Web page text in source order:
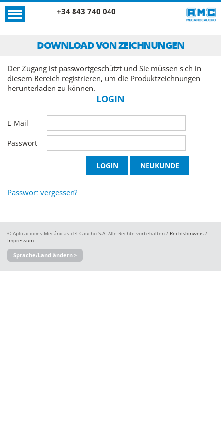
+34 843 740 040
DOWNLOAD VON ZEICHNUNGEN
Der Zugang ist passwortgeschützt und Sie müssen sich in
diesem Bereich registrieren, um die Produktzeichnungen
herunterladen zu können.
LOGIN
E-Mail
Passwort
Passwort vergessen?
© Aplicaciones Mecánicas del Caucho S.A. Alle Rechte vorbehalten / Rechtshinweis /
Impressum
Sprache/Land ändern >